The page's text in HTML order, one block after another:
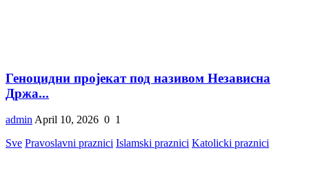
Геноцидни пројекат под називом Независна
Држа...
admin April 10, 2026 0 1
Sve Pravoslavni praznici Islamski praznici Katolicki praznici